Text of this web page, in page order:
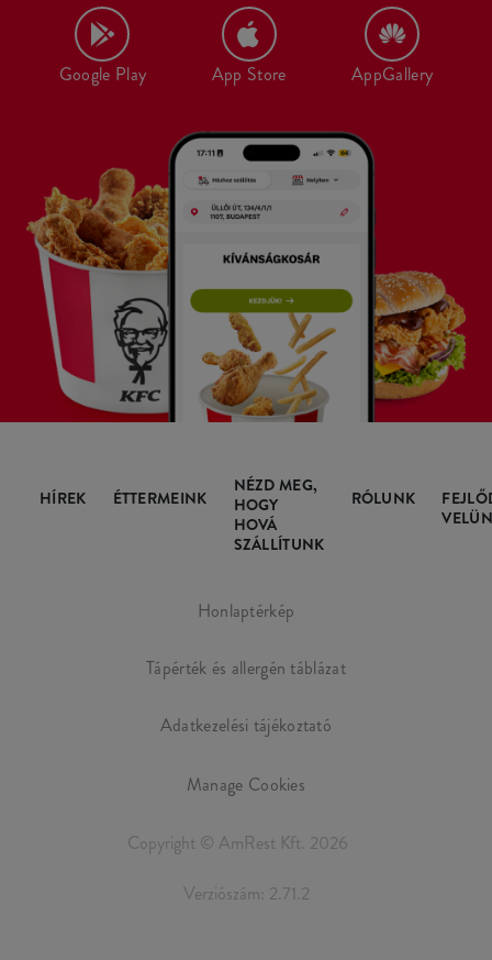
Google Play App Store AppGallery
HÍREK ÉTTERMEINK
NÉZD MEG,
HOGY
HOVÁ
SZÁLLÍTUNK
RÓLUNK
Honlaptérkép
Tápérték és allergén táblázat
Adatkezelési tájékoztató
Manage Cookies
Copyright © AmRest Kft. 2026
Verziószám: 2.71.2